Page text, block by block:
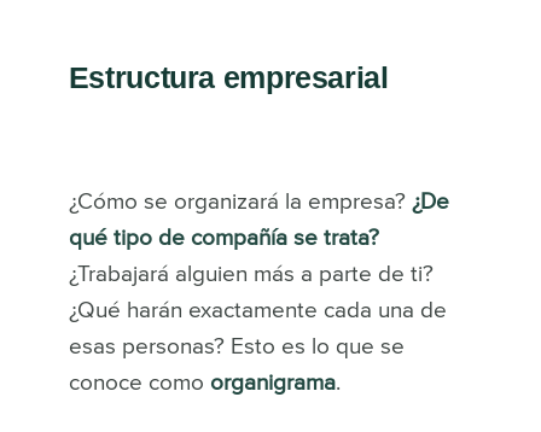
Estructura empresarial
¿Cómo se organizará la empresa? ¿De
qué tipo de compañía se trata?
¿Trabajará alguien más a parte de ti?
¿Qué harán exactamente cada una de
esas personas? Esto es lo que se
conoce como organigrama.